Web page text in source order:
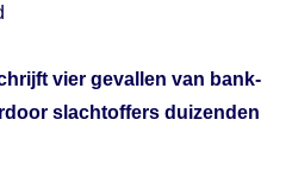
vier gevallen van bank-
slachtoffers duizenden